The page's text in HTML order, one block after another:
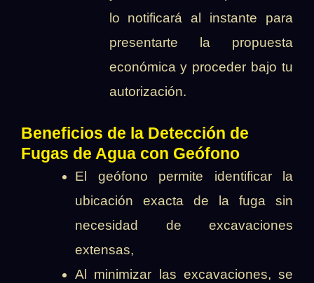
lo notificará al instante para
presentarte la propuesta
económica y proceder bajo tu
autorización.
Beneficios de la Detección de
Fugas de Agua con Geófono
El geófono permite identificar la
ubicación exacta de la fuga sin
necesidad de excavaciones
extensas,
Al minimizar las excavaciones, se